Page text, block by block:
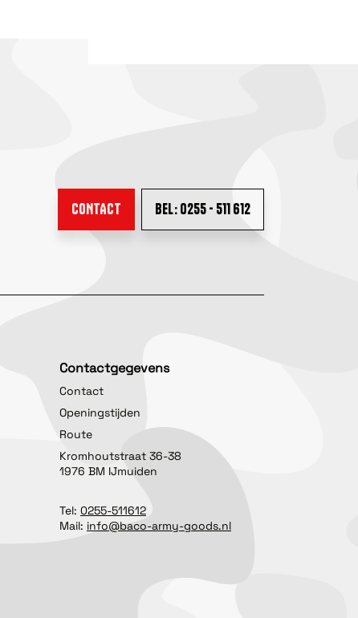
CONTACT BEL: 0255 - 511 612
Contactgegevens
Contact
Openingstijden
Route
Kromhoutstraat 36-38
1976 BM IJmuiden
Tel: 0255-511612
Mail: info@baco-army-goods.nl